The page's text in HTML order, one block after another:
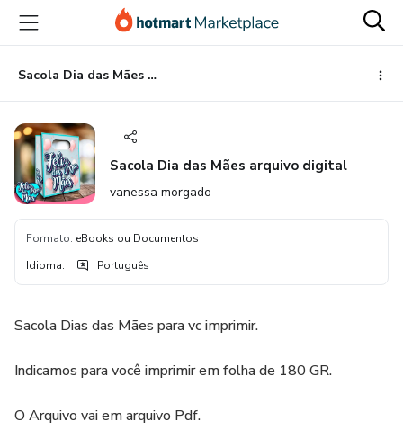
para
conteúdo
principal
para
pagamento
para
rodapé
Sacola Dia das Mães arquivo digital
Sacola Dia das Mães arquivo digital
vanessa morgado
Formato: eBooks ou Documentos
Idioma: Português
Sacola Dias das Mães para vc imprimir.
Indicamos para você imprimir em folha de 180 GR.
O Arquivo vai em arquivo Pdf.